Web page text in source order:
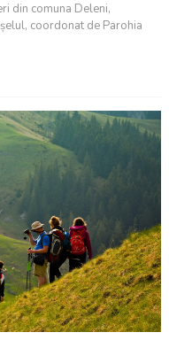
din comuna Deleni,
coordonat de Parohia